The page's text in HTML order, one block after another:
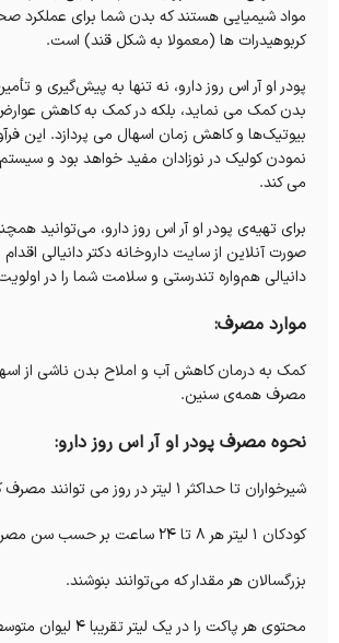
مواد شیمیایی هستند که بدن شما برای عملکرد
کربوهیدرات ها (معمولا به شکل قند) است.
پودر او آر اس روز دارو، نه تنها به پیش‌گیری و
بدن کمک می نماید، بلکه در کمک به کاهش
بیوتیک‌ها و کاهش زمان اسهال می پردازد. این
نمودن کولیک در نوزادان مفید خواهد بود و
می کند.
برای تهیه‌ی پودر او آر اس روز دارو، می‌توانید
صورت آنلاین از سایت داروخانه‌ دکتر دانیالی اقدام
دانیالی هم‌واره تندرستی و سلامت شما را در
موارد مصرف:
کمک به درمان کاهش آب و املاح بدن ناشی از
مصرف همه‌ی سنین.
نحوه مصرف پودر او آر اس روز دارو:
شیرخواران تا حداکثر ۱ لیتر در روز می توانند مصرف کنند.
کودکان ۱ لیتر هر ۸ تا ۲۴ ساعت بر حسب سن مصرف شود.
بزرگسالان هر مقدار که می‌توانند بنوشند.
محتوی هر پاکت را در